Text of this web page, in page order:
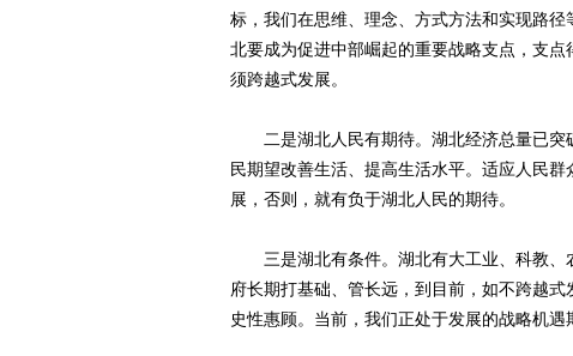
标，我们在思维、理念、方式方法和实现路
北要成为促进中部崛起的重要战略支点，支
须跨越式发展。
二是湖北人民有期待。湖北经济总量已突
民期望改善生活、提高生活水平。适应人民
展，否则，就有负于湖北人民的期待。
三是湖北有条件。湖北有大工业、科教、
府长期打基础、管长远，到目前，如不跨越
史性惠顾。当前，我们正处于发展的战略机遇